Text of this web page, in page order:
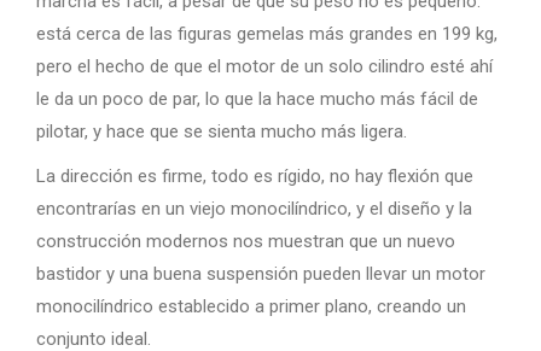
está cerca de las figuras gemelas más grandes en 199 kg,
pero el hecho de que el motor de un solo cilindro esté ahí
le da un poco de par, lo que la hace mucho más fácil de
pilotar, y hace que se sienta mucho más ligera.
La dirección es firme, todo es rígido, no hay flexión que
encontrarías en un viejo monocilíndrico, y el diseño y la
construcción modernos nos muestran que un nuevo
bastidor y una buena suspensión pueden llevar un motor
monocilíndrico establecido a primer plano, creando un
conjunto ideal.